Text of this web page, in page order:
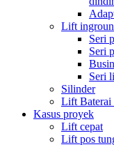
Lift
Seri
Seri
Seri
Silinder
Lift Baterai
Kasus proyek
Lift cepat
Lift pos